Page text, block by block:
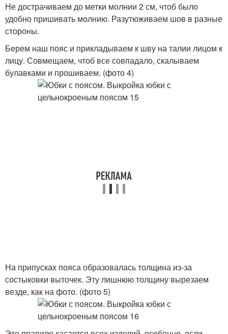
Не дострачиваем до метки молнии 2 см, чтоб было
удобно пришивать молнию. Разутюживаем шов в разные
стороны.
Берем наш пояс и прикладываем к шву на талии лицом к
лицу. Совмещаем, чтоб все совпадало, скалываем
булавками и прошиваем. (фото 4)
На припусках пояса образовалась толщина из-за
состыковки выточек. Эту лишнюю толщину вырезаем
везде, как на фото. (фото 5)